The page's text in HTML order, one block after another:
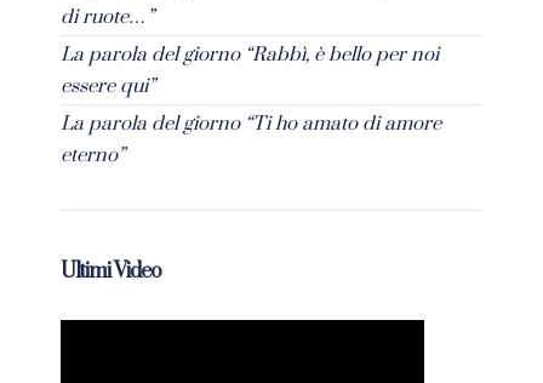
di ruote…”
La parola del giorno “Rabbì, è bello per noi
essere qui”
La parola del giorno “Ti ho amato di amore
eterno”
Ultimi Video